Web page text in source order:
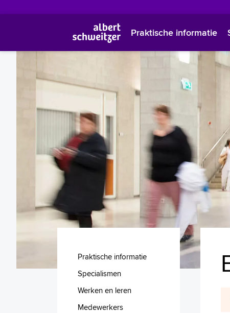
Praktische informatie
Praktische informatie
Specialismen
Werken en leren
Medewerkers